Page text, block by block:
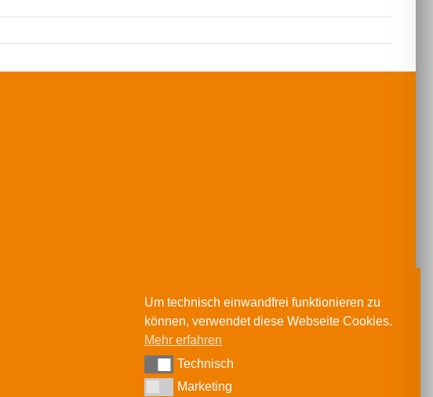
Um technisch einwandfrei funktionieren zu
können, verwendet diese Webseite Cookies.
Mehr erfahren
TechnischTechnisch
MarketingMarketing